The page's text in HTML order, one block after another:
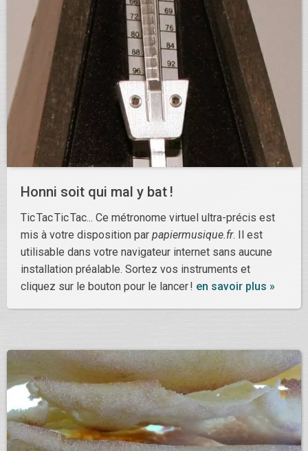
Honni soit qui mal y bat !
Tic Tac Tic Tac... Ce métronome virtuel ultra-précis est
mis à votre disposition par papiermusique.fr. Il est
utilisable dans votre navigateur internet sans aucune
installation préalable. Sortez vos instruments et
cliquez sur le bouton pour le lancer ! en savoir plus »